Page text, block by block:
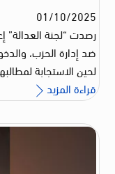
01/10/2025
رصدت “لجنة
ضد إدارة الحزب،
لحين الاستجابة
قراءة المزيد